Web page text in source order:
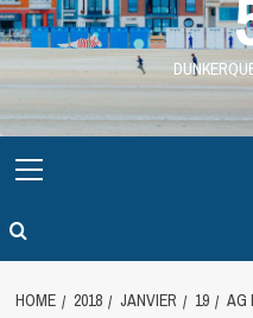
Menu
HOME 2018 JANVIER 19
AG